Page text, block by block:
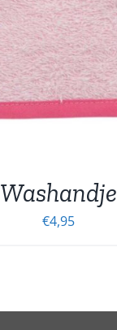
Washandje
€4,95